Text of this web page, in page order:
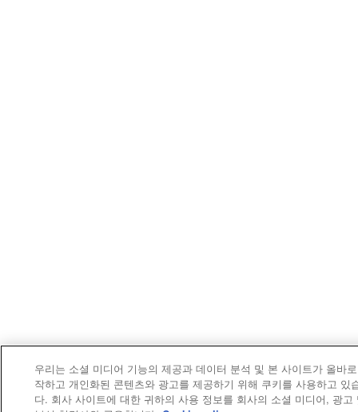
우리는 소셜 미디어 기능의 제공과 데이터 분석 및 본 사이트가 올바
작하고 개인화된 콘텐츠와 광고를 제공하기 위해 쿠키를 사용하고 있
다. 회사 사이트에 대한 귀하의 사용 정보를 회사의 소셜 미디어, 광고